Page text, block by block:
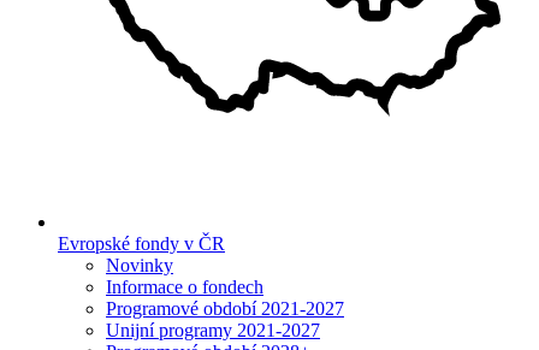
Evropské fondy v ČR
Novinky
Informace o fondech
Programové období 2021-2027
Unijní programy 2021-2027